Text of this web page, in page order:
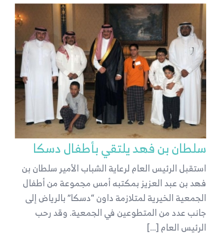
سلطان بن فهد يلتقي بأطفال دسكا
استقبل الرئيس العام لرعاية الشباب الأمير سلطان بن
فهد بن عبد العزيز بمكتبه أمس مجموعة من أطفال
الجمعية الخيرية لمتلازمة داون “دسكا” بالرياض إلى
جانب عدد من المتطوعين في الجمعية. وقد رحب
الرئيس العام [...]